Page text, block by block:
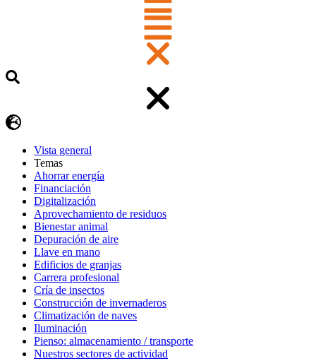
Vista general
Temas
Ahorrar energía
Financiación
Digitalización
Aprovechamiento de residuos
Bienestar animal
Depuración de aire
Llave en mano
Edificios de granjas
Carrera profesional
Cría de insectos
Construcción de invernaderos
Climatización de naves
Iluminación
Pienso: almacenamiento / transporte
Nuestros sectores de actividad